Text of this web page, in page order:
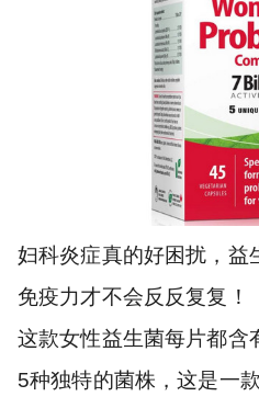
妇科炎症真的好困扰，益
免疫力才不会反反复复！
这款女性益生菌每片都含
5种独特的菌株，这是一